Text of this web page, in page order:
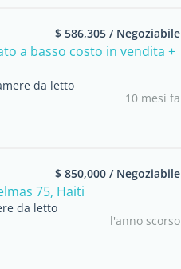
$ 586,305 / Negoziabile
a basso costo in vendita +
da letto
10 mesi fa
$ 850,000 / Negoziabile
75, Haiti
da letto
l'anno scorso